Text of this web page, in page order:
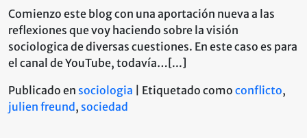
Comienzo este blog con una aportación nueva a las
reflexiones que voy haciendo sobre la visión
sociologica de diversas cuestiones. En este caso es para
el canal de YouTube, todavía…[...]
Publicado en sociologia Etiquetado como conflicto,
julien freund , sociedad